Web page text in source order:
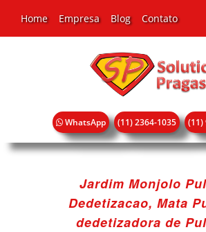
Home Empresa Blog Contato
WhatsApp (11) 2364-1035 (11)
Jardim Monjolo
Dedetizacao, Mata
dedetizadora de